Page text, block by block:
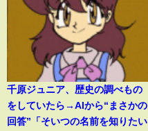
千原ジュニア、歴史の調べもの
をしていたら→AIから“まさかの
回答”「そいつの名前を知りたい